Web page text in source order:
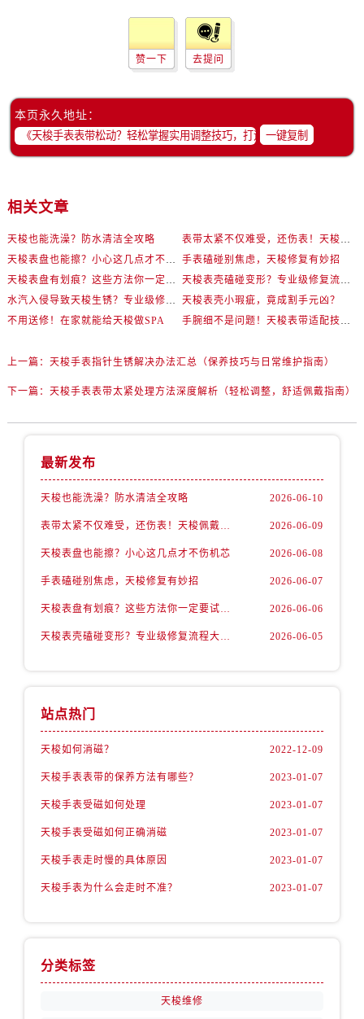
赞一下 去提问
本页永久地址：
一键复制
相关文章
天梭也能洗澡？防水清洁全攻略
表带太紧不仅难受，还伤表！天梭佩戴优化技巧
天梭表盘也能擦？小心这几点才不伤机芯
手表磕碰别焦虑，天梭修复有妙招
天梭表盘有划痕？这些方法你一定要试试！
天梭表壳磕碰变形？专业级修复流程大公开
水汽入侵导致天梭生锈？专业级修复思路大公开
天梭表壳小瑕疵，竟成割手元凶？
不用送修！在家就能给天梭做SPA
手腕细不是问题！天梭表带适配技巧一次讲透
上一篇： 天梭手表指针生锈解决办法汇总（保养技巧与日常维护指南）
下一篇： 天梭手表表带太紧处理方法深度解析（轻松调整，舒适佩戴指南）
最新发布
天梭也能洗澡？防水清洁全攻略 2026-06-10
表带太紧不仅难受，还伤表！天梭佩戴优化技巧 2026-06-09
天梭表盘也能擦？小心这几点才不伤机芯 2026-06-08
手表磕碰别焦虑，天梭修复有妙招 2026-06-07
天梭表盘有划痕？这些方法你一定要试试！ 2026-06-06
天梭表壳磕碰变形？专业级修复流程大公开 2026-06-05
站点热门
天梭如何消磁？ 2022-12-09
天梭手表表带的保养方法有哪些？ 2023-01-07
天梭手表受磁如何处理 2023-01-07
天梭手表受磁如何正确消磁 2023-01-07
天梭手表走时慢的具体原因 2023-01-07
天梭手表为什么会走时不准？ 2023-01-07
分类标签
天梭维修